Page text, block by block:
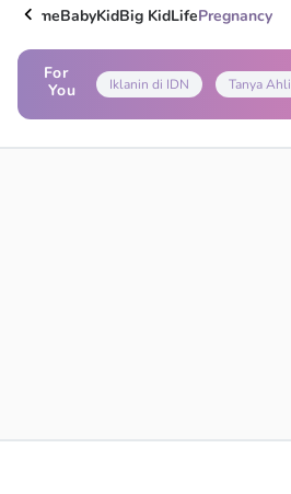
HomeBabyKidBig KidLifePregnancy
For
You
Iklanin di IDN Tanya Ahli